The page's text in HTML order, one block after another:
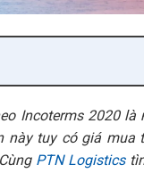
Incoterms 2020 là
này tuy có giá
PTN Logistics